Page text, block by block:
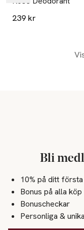
239 kr
Bli
10% på ditt
Bonus på alla köp
Bonuscheckar
Personliga &